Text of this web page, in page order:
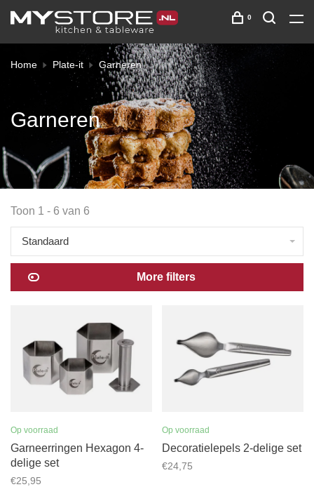
0
Home Plate-it Garneren
Garneren
Toon 1 - 6 van 6
Standaard
More filters
Op voorraad
Garneerringen Hexagon 4-
delige set
€25,95
Op voorraad
Decoratielepels 2-delige set
€24,75